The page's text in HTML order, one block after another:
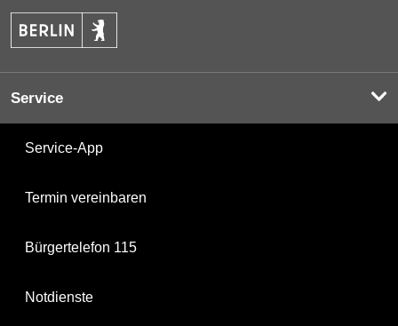
Service
Service-App
Termin vereinbaren
Bürgertelefon 115
Notdienste